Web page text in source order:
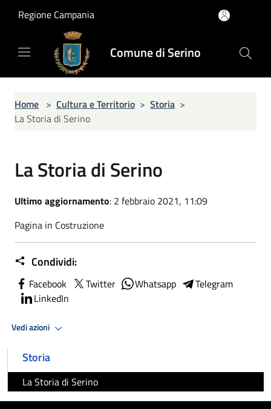
Regione Campania
Comune di Serino
Home > Cultura e Territorio > Storia >
La Storia di Serino
La Storia di Serino
Ultimo aggiornamento: 2 febbraio 2021, 11:09
Pagina in Costruzione
Condividi:
Facebook Twitter Whatsapp
Telegram
LinkedIn
Vedi azioni
Storia
La Storia di Serino